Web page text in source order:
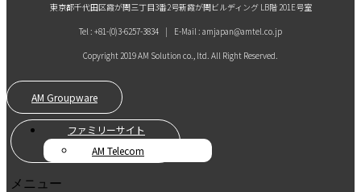
東京都千代田区霞が関三丁目3番2号新霞が関ビルディング LB階 201E号室
Tel : +81-(0)3-6257-3834 | E-Mail : amjapan@amtel.co.jp
Copyright 2019 AM Solution co., ltd. All Right Reserved.
AM Groupware
ファミリーサイト
AM Telecom
メニュー